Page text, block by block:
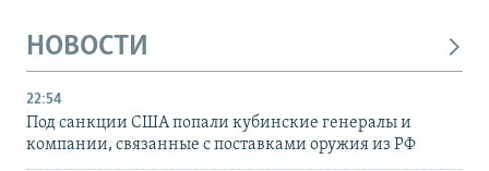
НОВОСТИ
22:54
Под санкции США попали кубинские генералы и
компании, связанные с поставками оружия из РФ